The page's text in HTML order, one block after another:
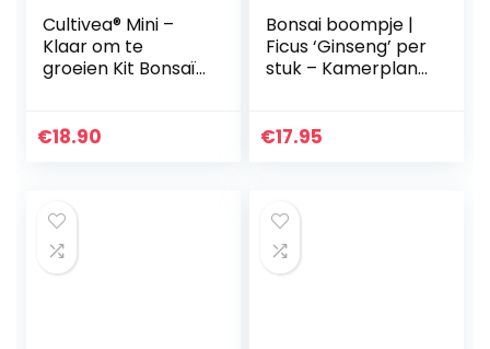
Cultivea® Mini –
Klaar om te
groeien Kit Bonsaï
decoreren –
€18.90
Bonsai boompje |
Ficus ‘Ginseng’ per
stuk – Kamerplant
€17.95